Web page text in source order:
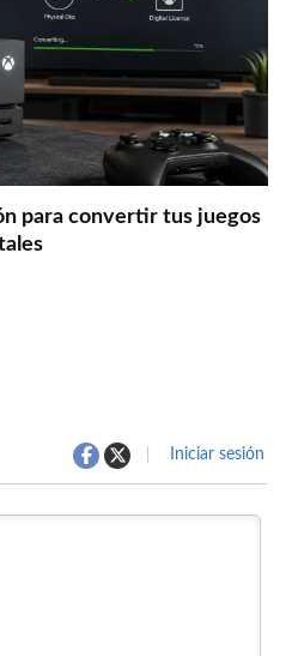
para convertir tus juegos
Iniciar sesión